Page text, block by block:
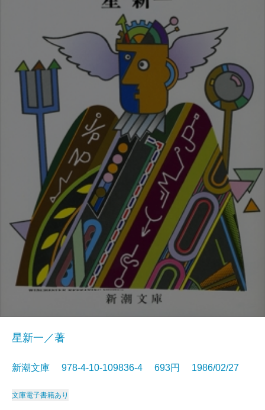
星新一／著
新潮文庫 978-4-10-109836-4 693円 1986/02/27
文庫電子書籍あり